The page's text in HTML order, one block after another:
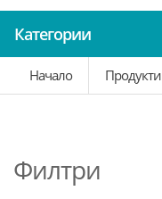
Категории
Начало
Продукти
Филтри